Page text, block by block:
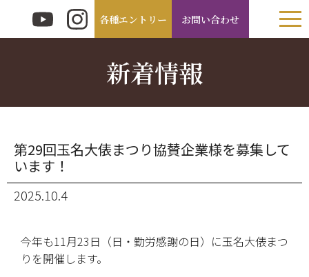
各種エントリー お問い合わせ
新着情報
第29回玉名大俵まつり協賛企業様を募集して
います！
2025.10.4
今年も11月23日（日・勤労感謝の日）に玉名大俵まつ
りを開催します。